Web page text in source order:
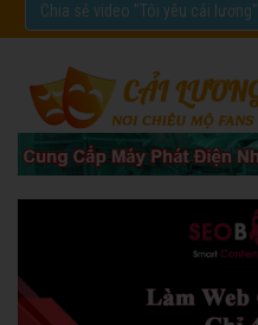
Chia sẻ video "Tôi yêu cải lương".